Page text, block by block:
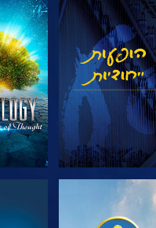
בדוק את הסדרה
בדוק את הסדרה